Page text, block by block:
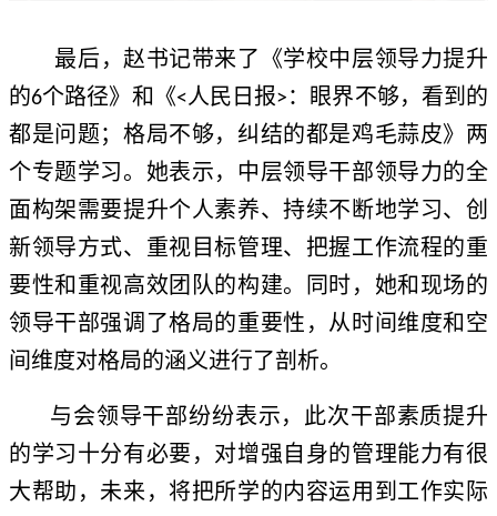
最后，赵书记带来了《学校中层领导力提升
的6个路径》和《<人民日报> ：眼界不够，看到的
都是问题；格局不够，纠结的都是鸡毛蒜皮》两
个专题学习。她表示，中层领导干部领导力的全
面构架需要提升个人素养、持续不断地学习、创
新领导方式、重视目标管理、把握工作流程的重
要性和重视高效团队的构建。同时，她和现场的
领导干部强调了格局的重要性，从时间维度和空
间维度对格局的涵义进行了剖析。
与会领导干部纷纷表示，此次干部素质提升
的学习十分有必要，对增强自身的管理能力有很
大帮助，未来，将把所学的内容运用到工作实际